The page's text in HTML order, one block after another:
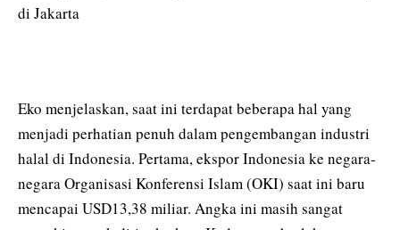
di Jakarta
Eko menjelaskan, saat ini terdapat beberapa hal yang
menjadi perhatian penuh dalam pengembangan industri
halal di Indonesia. Pertama, ekspor Indonesia ke negara-
negara Organisasi Konferensi Islam (OKI) saat ini baru
mencapai USD13,38 miliar. Angka ini masih sangat